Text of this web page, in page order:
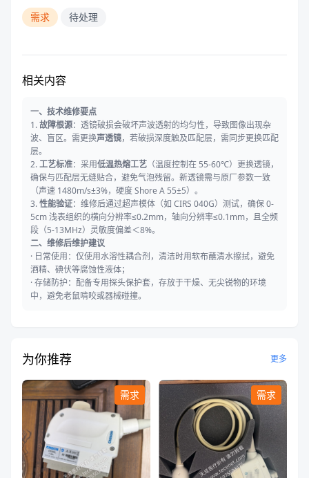
需求 待处理
相关内容
一、技术维修要点
1.故障根源：透镜破损会破坏声波透射的均匀性，导致图像出现杂
波、盲区。需更换声透镜，若破损深度触及匹配层，需同步更换匹配
层。
2.工艺标准：采用低温热熔工艺 （温度控制在 55-60℃）更换透镜，
确保与匹配层无缝贴合，避免气泡残留。新透镜需与原厂参数一致
（声速 1480m/s±3%，硬度 Shore A 55±5）。
3.性能验证：维修后通过超声模体（如 CIRS 040G）测试，确保 0-
5cm 浅表组织的横向分辨率≤0.2mm，轴向分辨率≤0.1mm，且全频
段（5-13MHz）灵敏度偏差＜8%。
二、维修后维护建议
· 日常使用：仅使用水溶性耦合剂，清洁时用软布蘸清水擦拭，避免
酒精、碘伏等腐蚀性液体；
· 存储防护：配备专用探头保护套，存放于干燥、无尖锐物的环境
中，避免老鼠啃咬或器械碰撞。
为你推荐 更多
需求 需求